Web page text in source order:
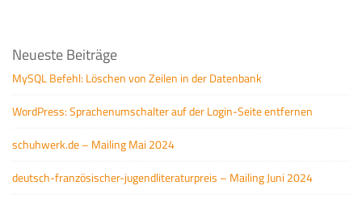
Neueste Beiträge
MySQL Befehl: Löschen von Zeilen in der Datenbank
WordPress: Sprachenumschalter auf der Login-Seite entfernen
schuhwerk.de – Mailing Mai 2024
deutsch-französischer-jugendliteraturpreis – Mailing Juni 2024